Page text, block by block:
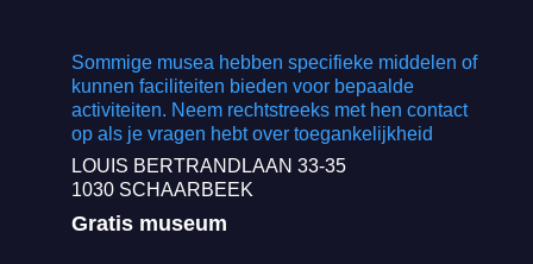
Sommige musea hebben specifieke middelen of
kunnen faciliteiten bieden voor bepaalde
activiteiten. Neem rechtstreeks met hen contact
op als je vragen hebt over toegankelijkheid
LOUIS BERTRANDLAAN 33-35
1030 SCHAARBEEK
Gratis museum